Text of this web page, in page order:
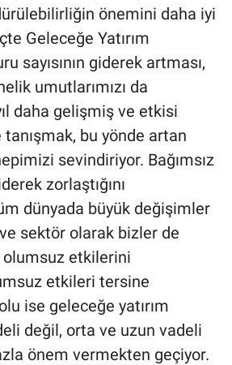
önemini daha iyi
Geleceğe Yatırım
sayısının giderek artması,
umutlarımızı da
daha gelişmiş ve etkisi
bu yönde artan
sevindiriyor. Bağımsız
zorlaştığını
dünyada büyük değişimler
sektör olarak bizler de
etkilerini
etkileri tersine
ise geleceğe yatırım
değil, orta ve uzun vadeli
önem vermekten geçiyor.